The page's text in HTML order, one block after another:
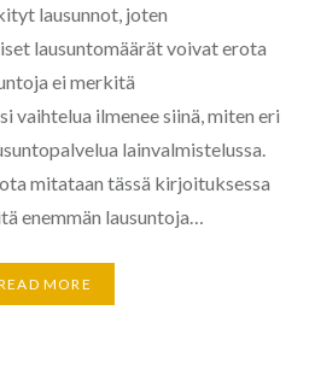
lausunnot, joten
lausuntomäärät voivat erota
ei merkitä
vaihtelua ilmenee siinä, miten eri
lainvalmistelussa.
mitataan tässä kirjoituksessa
enemmän lausuntoja…
MORE